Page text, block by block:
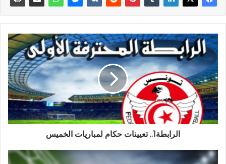
الرابطة1.. تعيينات حكام لمباريات الخميس